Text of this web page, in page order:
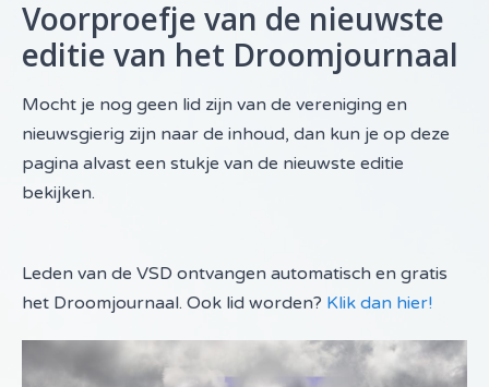
Voorproefje van de nieuwste
editie van het Droomjournaal
Mocht je nog geen lid zijn van de vereniging en
nieuwsgierig zijn naar de inhoud, dan kun je op deze
pagina alvast een stukje van de nieuwste editie
bekijken.
Leden van de VSD ontvangen automatisch en gratis
het Droomjournaal. Ook lid worden? Klik dan hier!